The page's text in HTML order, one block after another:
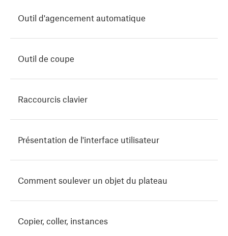
Outil d'agencement automatique
Outil de coupe
Raccourcis clavier
Présentation de l'interface utilisateur
Comment soulever un objet du plateau
Copier, coller, instances